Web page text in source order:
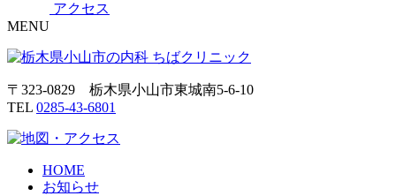
アクセス
MENU
〒323-0829 栃木県小山市東城南5-6-10
TEL 0285-43-6801
HOME
お知らせ